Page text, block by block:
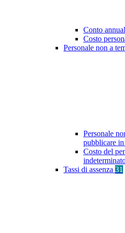
Conto
Costo
Personale non a
Personale
pubblicare
Costo del
Tassi di assenza 31